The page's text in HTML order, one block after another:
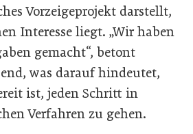
Vorzeigeprojekt darstellt,
Interesse liegt. „Wir haben
gemacht“, betont
was darauf hindeutet,
ist, jeden Schritt in
Verfahren zu gehen.